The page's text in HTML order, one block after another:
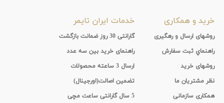
خرید و همکاری
روشهای ارسال و رهگیری
راهنماي ثبت سفارش
روشهای خرید
نظر مشتریان ما
همکاری سازمانی
خدمات ایران تایمر
گارانتی 30 روز ضمانت بازگشت
راهنمای خرید بین سه عدد
ارسال 3 ساعته محصولات
تضمین اصالت(اورجینال)
5 سال گارانتی ساعت مچی